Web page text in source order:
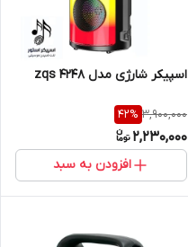
اسپیکر شارژی مدل zqs 4248
3,900,000
42%
2,230,000
افزودن به سبد